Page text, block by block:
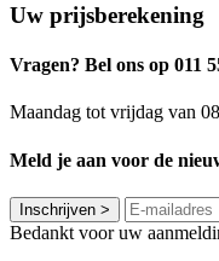
Uw prijsberekening
Vragen? Bel ons op 011
Maandag tot vrijdag van
Meld je aan voor de
Inschrijven >
Bedankt voor uw